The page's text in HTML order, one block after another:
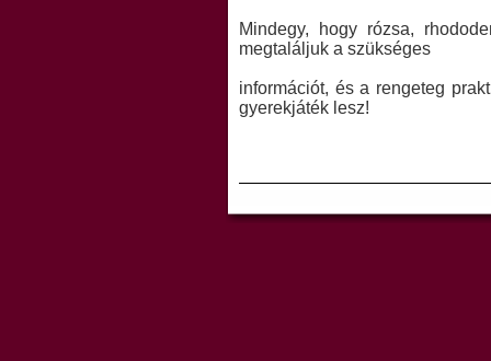
Mindegy, hogy rózsa,
megtaláljuk a szükséges
információt, és a rengeteg
gyerekjáték lesz!